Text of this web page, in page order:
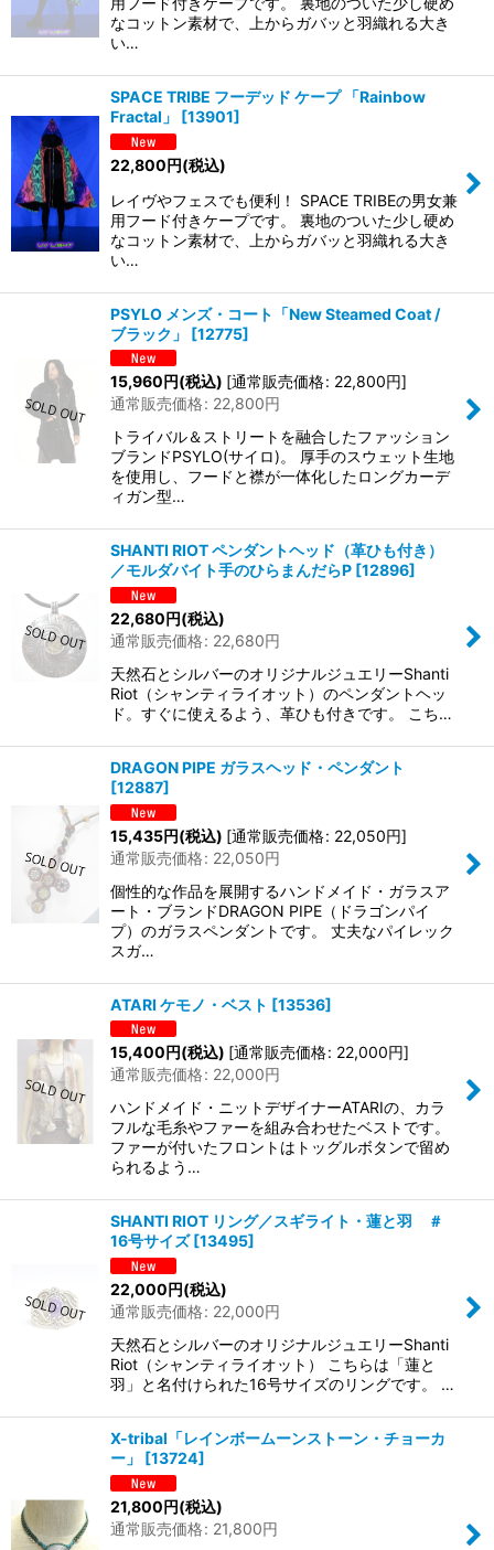
なコットン素材で、上からガバッと羽織れる大き
い…
SPACE TRIBE フーデッド ケープ 「Rainbow
Fractal」
[13901]
22,800円(税込)
レイヴやフェスでも便利！ SPACE TRIBEの男女兼
用フード付きケープです。 裏地のついた少し硬め
なコットン素材で、上からガバッと羽織れる大き
い…
PSYLO メンズ・コート「New Steamed Coat /
ブラック」
[12775]
15,960円(税込) [通常販売価格: 22,800円]
通常販売価格: 22,800円
トライバル＆ストリートを融合したファッション
ブランドPSYLO(サイロ)。 厚手のスウェット生地
を使用し、フードと襟が一体化したロングカーデ
ィガン型…
SHANTI RIOT ペンダントヘッド（革ひも付き）
／モルダバイト手のひらまんだらP [12896]
22,680円(税込)
通常販売価格: 22,680円
天然石とシルバーのオリジナルジュエリーShanti
Riot（シャンティライオット）のペンダントヘッ
ド。すぐに使えるよう、革ひも付きです。 こち…
DRAGON PIPE ガラスヘッド・ペンダント
[12887]
15,435円(税込) [通常販売価格: 22,050円]
通常販売価格: 22,050円
個性的な作品を展開するハンドメイド・ガラスア
ート・ブランドDRAGON PIPE（ドラゴンパイ
プ）のガラスペンダントです。 丈夫なパイレック
スガ…
ATARI ケモノ・ベスト [13536]
15,400円(税込) [通常販売価格: 22,000円]
通常販売価格: 22,000円
ハンドメイド・ニットデザイナーATARIの、カラ
フルな毛糸やファーを組み合わせたベストです。
ファーが付いたフロントはトッグルボタンで留め
られるよう…
SHANTI RIOT リング／スギライト・蓮と羽 ＃
16号サイズ [13495]
22,000円(税込)
通常販売価格: 22,000円
天然石とシルバーのオリジナルジュエリーShanti
Riot（シャンティライオット） こちらは「蓮と
羽」と名付けられた16号サイズのリングです。 …
X-tribal「レインボームーンストーン・チョーカ
ー」
[13724]
21,800円(税込)
通常販売価格: 21,800円